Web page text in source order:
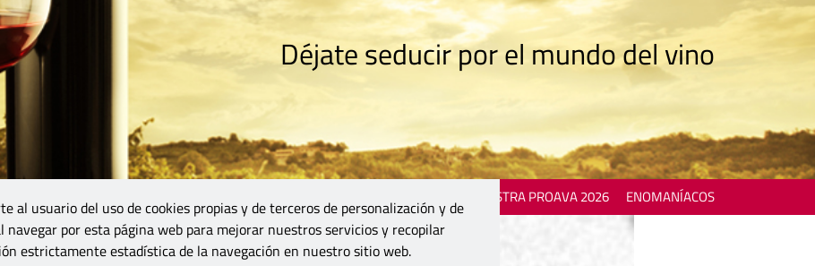
Déjate seducir por el mundo del vino
MOSTRA PROAVA 2026 ENOMANÍACOS
al usuario del uso de cookies propias y de terceros de personalización y de
navegar por esta página web para mejorar nuestros servicios y recopilar
estrictamente estadística de la navegación en nuestro sitio web.